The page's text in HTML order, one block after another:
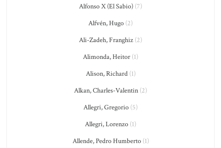
Alfonso X (El Sabio) (7)
Alfvén, Hugo (2)
Ali-Zadeh, Franghiz (2)
Alimonda, Heitor (1)
Alison, Richard(1)
Alkan, Charles-Valentin (2)
Allegri, Gregorio (5)
Allegri, Lorenzo (1)
Allende, Pedro Humberto(1)